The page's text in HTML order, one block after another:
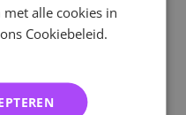
alle cookies in
Cookiebeleid.